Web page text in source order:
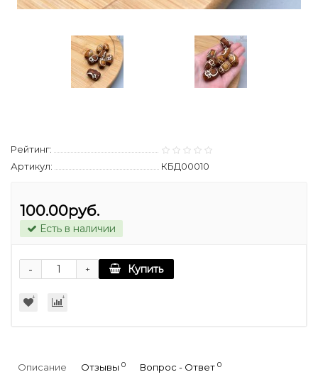
Рейтинг:
Артикул:
КБД00010
100.00руб.
Есть в наличии
+
- Купить
Описание Отзывы 0 Вопрос - Ответ 0